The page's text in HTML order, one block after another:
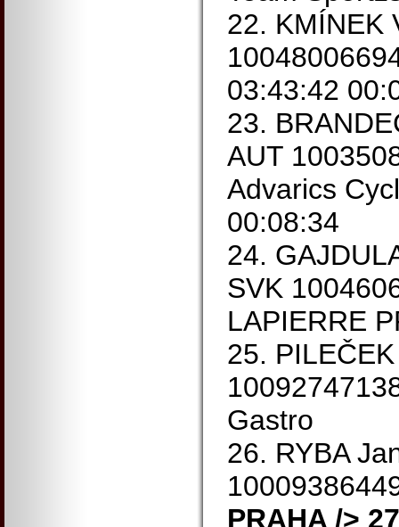
22. KMÍNEK
03:43:42
23.
AUT
Advarics
00:08:34
24.
SVK
LAPIERRE
25.
Gastro
26. RYBA
PRAHA/>